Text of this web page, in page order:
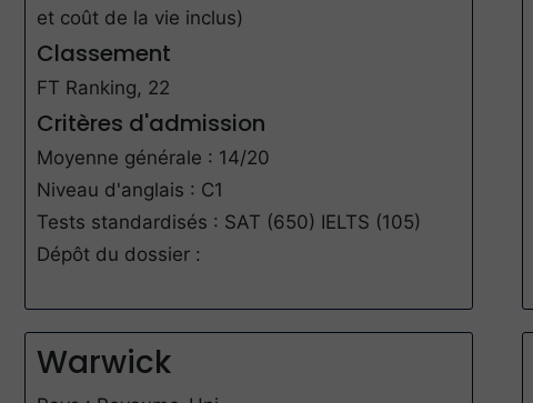
et coût de la vie inclus)
Classement
FT Ranking, 22
Critères d'admission
Moyenne générale : 14/20
Niveau d'anglais : C1
Tests standardisés : SAT (650) IELTS (105)
Dépôt du dossier :
Warwick